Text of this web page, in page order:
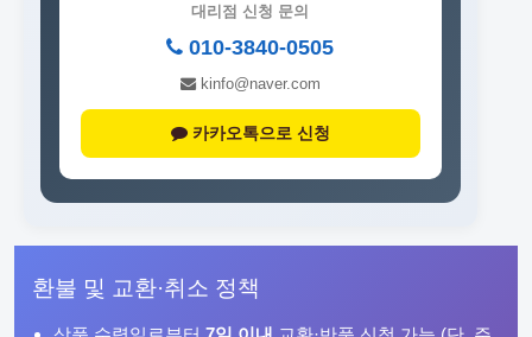
대리점 신청 문의
010-3840-0505
kinfo@naver.com
카카오톡으로 신청
환불 및 교환·취소 정책